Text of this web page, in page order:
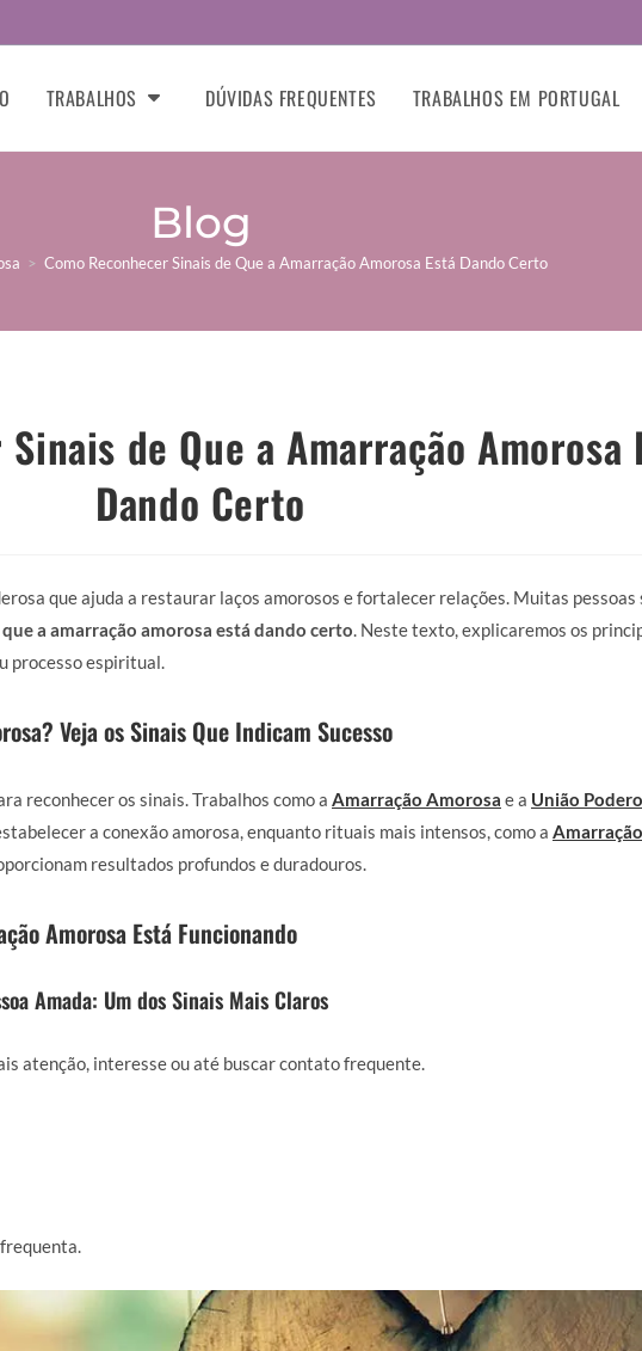
TRABALHOS DÚVIDAS FREQUENTES TRABALHOS EM PORTUGAL
Blog
> Como Reconhecer Sinais de Que a Amarração Amorosa Está Dando Certo
de Que a Amarração Amorosa
Dando Certo
que ajuda a restaurar laços amorosos e fortalecer relações. Muitas pessoas
a amarração amorosa está dando certo. Neste texto, explicaremos os
processo espiritual.
Veja os Sinais Que Indicam Sucesso
reconhecer os sinais. Trabalhos como a Amarração Amorosa e a União
a conexão amorosa, enquanto rituais mais intensos, como a Amarração
resultados profundos e duradouros.
Amorosa Está Funcionando
Amada: Um dos Sinais Mais Claros
atenção, interesse ou até buscar contato frequente.